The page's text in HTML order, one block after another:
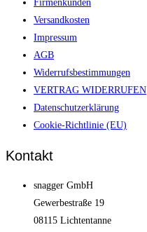
Firmenkunden
Versandkosten
Impressum
AGB
Widerrufsbestimmungen
VERTRAG WIDERRUFEN
Datenschutzerklärung
Cookie-Richtlinie (EU)
Kontakt
snagger GmbH
Gewerbestraße 19
08115 Lichtentanne